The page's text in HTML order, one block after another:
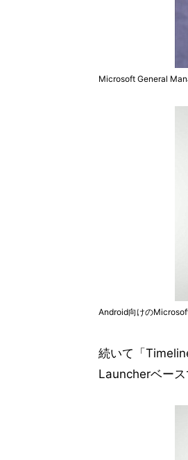
Microsoft General
Android向けの
続いて「
Launcherベース